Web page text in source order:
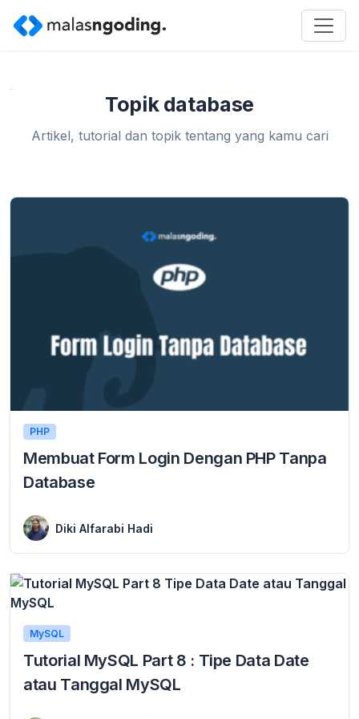
Topik database
Artikel, tutorial dan topik tentang yang kamu cari
PHP
Membuat Form Login Dengan PHP Tanpa
Database
Diki Alfarabi Hadi
MySQL
Tutorial MySQL Part 8 : Tipe Data Date
atau Tanggal MySQL